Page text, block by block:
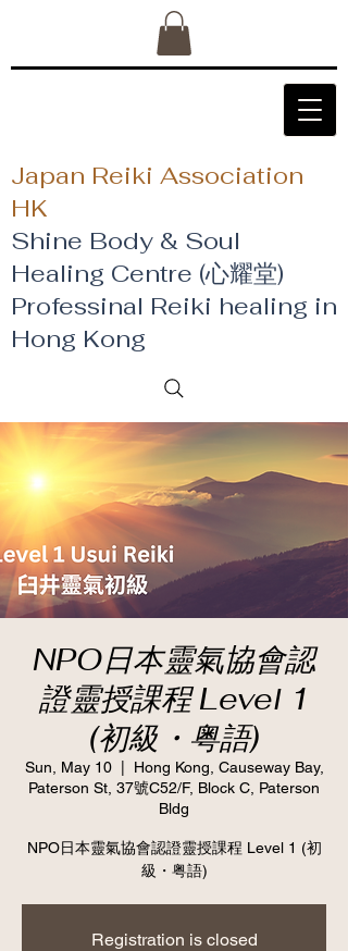
Japan Reiki Association
HK
Shine Body & Soul
Healing Centre (心耀堂)
​Professinal Reiki healing in
Hong Kong
NPO日本靈氣協會認
證靈授課程 Level 1
(初級・粤語)
Sun, May 10
  |
Hong Kong, Causeway Bay,
Paterson St, 37號C52/F, Block C, Paterson
Bldg
NPO日本靈氣協會認證靈授課程 Level 1 (初
級・粤語)
Registration is closed